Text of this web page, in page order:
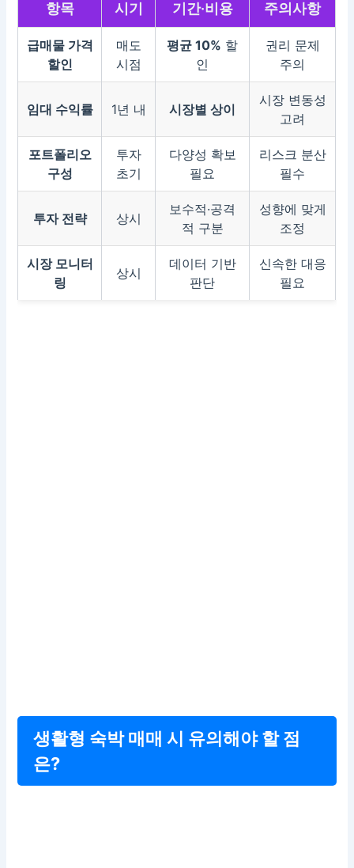
항목 시기 기간·비용 주의사항
급매물 가격
할인
매도
시점
평균 10% 할
인
권리 문제
주의
임대 수익률 1년 내 시장별 상이
시장 변동성
고려
포트폴리오
구성
투자
초기
다양성 확보
필요
리스크 분산
필수
투자 전략 상시
보수적·공격
적 구분
성향에 맞게
조정
시장 모니터
링
상시
데이터 기반
판단
신속한 대응
필요
생활형 숙박 매매 시 유의해야 할 점
은?